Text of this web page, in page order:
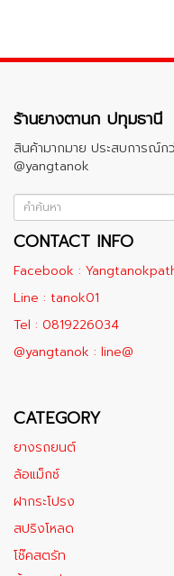
ร้านยางตานก ปทุมธานี
สินค้ามากมาย ประสบการณ์
@yangtanok
CONTACT INFO
Facebook :
Line : tanok01
Tel : 0819226034
@yangtanok : line@
CATEGORY
ยางรถยนต์
ล้อแม็กซ์
ฝากระโปรง
สปริงโหลด
โช๊คสตรัท